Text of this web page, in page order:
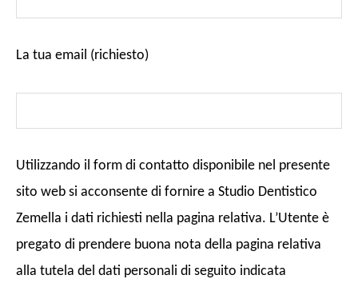
La tua email (richiesto)
Utilizzando il form di contatto disponibile nel presente
sito web si acconsente di fornire a Studio Dentistico
Zemella i dati richiesti nella pagina relativa. L’Utente è
pregato di prendere buona nota della pagina relativa
alla tutela del dati personali di seguito indicata